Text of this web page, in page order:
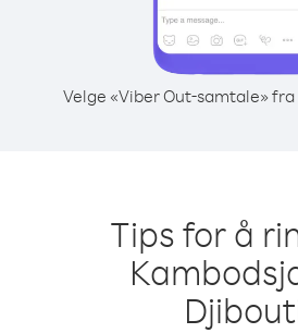
Velge «Viber Out-samtale»
Tips for å